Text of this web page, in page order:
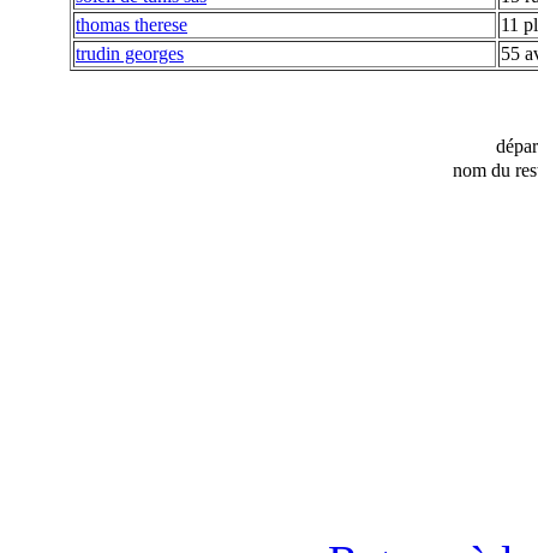
thomas therese
11
trudin georges
55
nom du